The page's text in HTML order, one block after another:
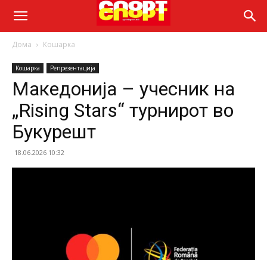
Дома Кошарка
Кошарка Репрезентација
Македонија – учесник на
„Rising Stars“ турнирот во
Букурешт
18.06.2026 10:32